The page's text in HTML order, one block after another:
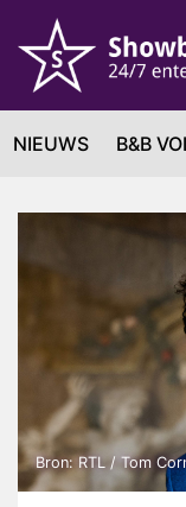
NIEUWS B&B
Bron: RTL / Tom